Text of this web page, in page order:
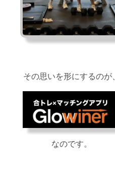
その思いを形にするのが、
なのです。